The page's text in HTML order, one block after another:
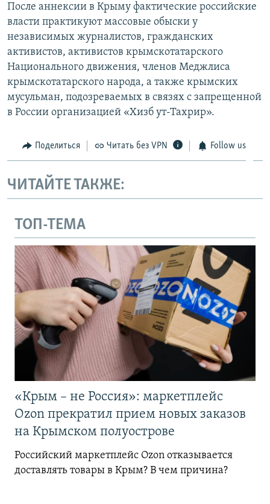
После аннексии в Крыму фактические российские
власти практикуют массовые обыски у
независимых журналистов, гражданских
активистов, активистов крымскотатарского
Национального движения, членов Меджлиса
крымскотатарского народа, а также крымских
мусульман, подозреваемых в связях с запрещенной
в России организацией «Хизб ут-Тахрир».
Поделиться Читать без VPN Follow us
ЧИТАЙТЕ ТАКЖЕ:
ТОП-ТЕМА
«Крым – не Россия»: маркетплейс
Ozon прекратил прием новых заказов
на Крымском полуострове
Российский маркетплейс Ozon отказывается
доставлять товары в Крым? В чем причина?